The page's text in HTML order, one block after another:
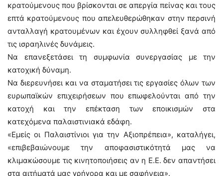
κρατούμενους που βρίσκονται σε απεργία πείνας και τους
επτά κρατούμενους που απελευθερώθηκαν στην περσινή
ανταλλαγή κρατουμένων και έχουν συλληφθεί ξανά από
τις ισραηλινές δυνάμεις.
Να επανεξετάσει τη συμφωνία συνεργασίας με την
κατοχική δύναμη.
Να διερευνήσει και να σταματήσει τις εργασίες όλων των
ευρωπαϊκών επιχειρήσεων που επωφελούνται από την
κατοχή και την επέκταση των εποικισμών στα
κατεχόμενα παλαιστινιακά εδάφη.
«Εμείς οι Παλαιστίνιοι για την Αξιοπρέπεια», καταλήγει,
«επιβεβαιώνουμε την αποφασιστικότητά μας να
κλιμακώσουμε τις κινητοποιήσεις αν η Ε.Ε. δεν απαντήσει
στα αιτήματά μας γρήγορα και με σαφήνεια».